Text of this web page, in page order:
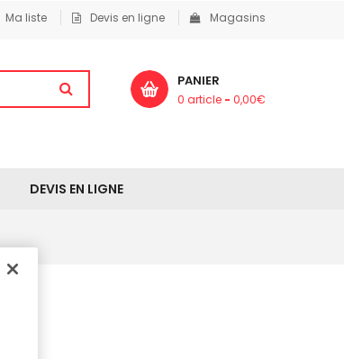
Magasins
Devis en ligne
Ma liste
PANIER
0 article - 0,00€
DEVIS EN LIGNE